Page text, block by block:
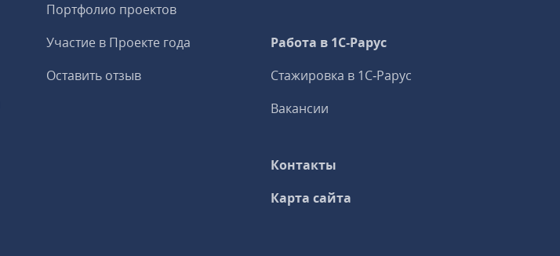
Портфолио проектов
Участие в Проекте года
Оставить отзыв
Работа в 1С‑Рарус
Стажировка в 1С‑Рарус
Вакансии
Контакты
Карта сайта